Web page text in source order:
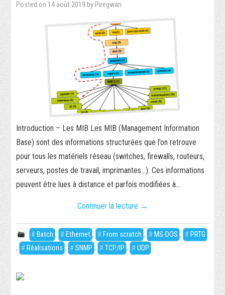
Posted on 14 août 2019 by Piregwan
Introduction – Les MIB Les MIB (Management Information
Base) sont des informations structurées que l’on retrouve
pour tous les matériels réseau (switches, firewalls, routeurs,
serveurs, postes de travail, imprimantes…). Ces informations
peuvent être lues à distance et parfois modifiées à…
Continuer la lecture →
Batch , Ethernet , From scratch , MS-DOS ,
PRTG
,
Réalisations , SNMP , TCP/IP , UDP